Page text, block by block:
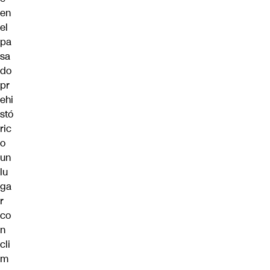
en
el
pa
sa
do
pr
ehi
stó
ric
o
un
lu
ga
r
co
n
cli
m